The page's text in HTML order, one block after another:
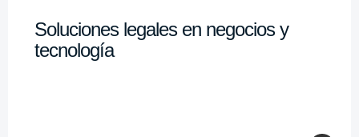
Soluciones legales en negocios y
tecnología